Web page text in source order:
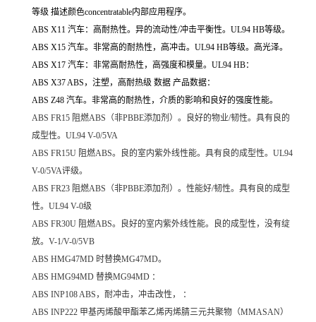
等级 描述颜色concentratable内部应用程序。
ABS X11 汽车：高耐热性。异的流动性/冲击平衡性。UL94 HB等级。
ABS X15 汽车。非常高的耐热性，高冲击。UL94 HB等级。高光泽。
ABS X17 汽车：非常高耐热性，高强度和模量。UL94 HB：
ABS X37 ABS，注塑，高耐热级 数据 产品数据：
ABS Z48 汽车。非常高的耐热性，介质的影响和良好的强度性能。
ABS FR15 阻燃ABS（非PBBE添加剂）。良好的物业/韧性。具有良的
成型性。UL94 V-0/5VA
ABS FR15U 阻燃ABS。良的室内紫外线性能。具有良的成型性。UL94
V-0/5VA评级。
ABS FR23 阻燃ABS（非PBBE添加剂）。性能好/韧性。具有良的成型
性。UL94 V-0级
ABS FR30U 阻燃ABS。良好的室内紫外线性能。良的成型性，没有绽
放。V-1/V-0/5VB
ABS HMG47MD 时替换MG47MD。
ABS HMG94MD 替换MG94MD ：
ABS INP108 ABS，耐冲击，冲击改性， ：
ABS INP222 甲基丙烯酸甲酯苯乙烯丙烯腈三元共聚物（MMASAN）